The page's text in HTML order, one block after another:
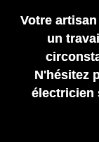
Votre
un
N'hésitez
électricien